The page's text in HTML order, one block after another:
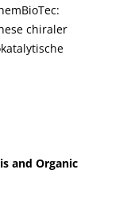
chiraler
and Organic